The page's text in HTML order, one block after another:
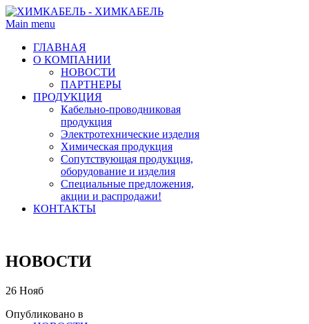
Main menu
ГЛАВНАЯ
О КОМПАНИИ
НОВОСТИ
ПАРТНЕРЫ
ПРОДУКЦИЯ
Кабельно-проводниковая
продукция
Электротехнические изделия
Химическая продукция
Сопутствующая продукция,
оборудование и изделия
Специальные предложения,
акции и распродажи!
КОНТАКТЫ
НОВОСТИ
26 Нояб
Опубликовано в